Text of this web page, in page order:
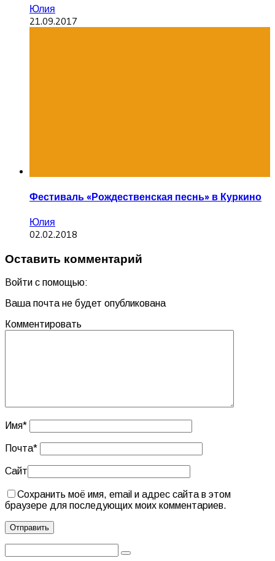
Юлия
21.09.2017
Фестиваль «Рождественская песнь» в Куркино
Юлия
02.02.2018
Оставить комментарий
Войти с помощью:
Ваша почта не будет опубликована
Комментировать
Имя*
Почта*
Сайт
Сохранить моё имя, email и адрес сайта в этом
браузере для последующих моих комментариев.